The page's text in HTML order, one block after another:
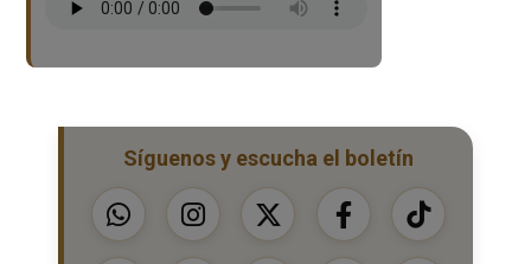
Síguenos y escucha el boletín